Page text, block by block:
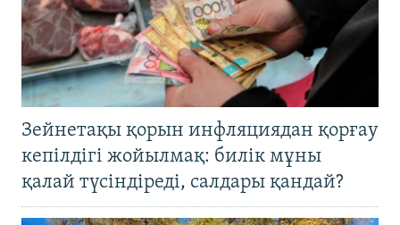
Зейнетақы қорын инфляциядан қорғау
кепілдігі жойылмақ: билік мұны
қалай түсіндіреді, салдары қандай?